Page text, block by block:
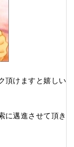
頂けますと嬉しい
に邁進させて頂き